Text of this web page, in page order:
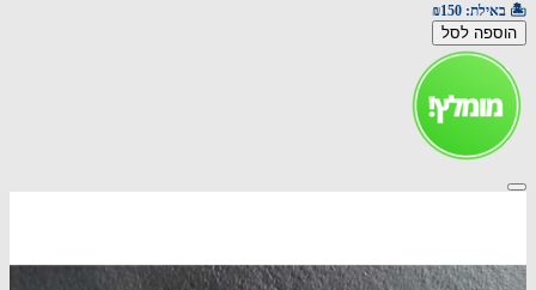
🏝️ באילת: ₪150
הוספה לסל